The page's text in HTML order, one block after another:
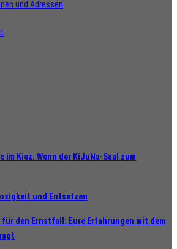
und Adressen
im Kiez: Wenn der KiJuNa-Saal zum
und Entsetzen
für den Ernstfall: Eure Erfahrungen mit dem